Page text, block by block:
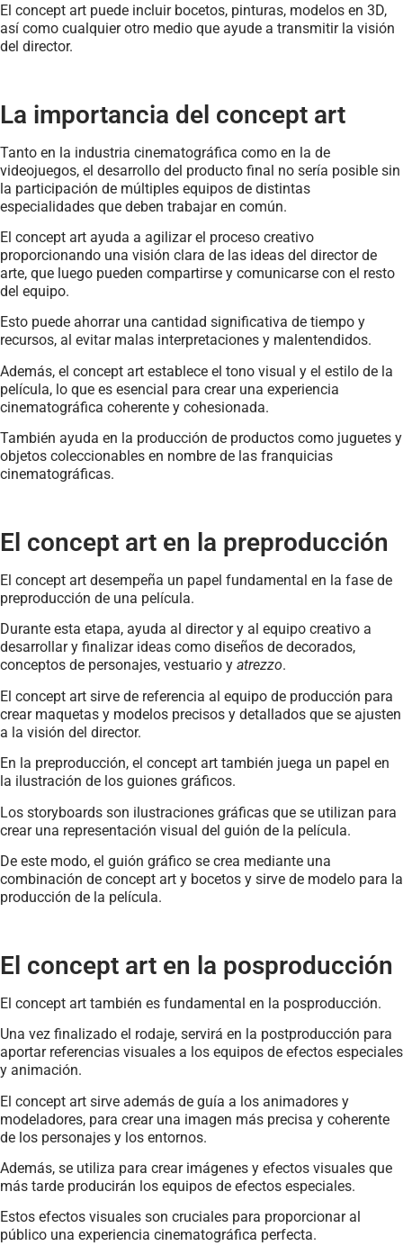
El concept art puede incluir bocetos, pinturas, modelos en 3D,
así como cualquier otro medio que ayude a transmitir la visión
del director.
La importancia del concept art
Tanto en la industria cinematográfica como en la de
videojuegos, el desarrollo del producto final no sería posible sin
la participación de múltiples equipos de distintas
especialidades que deben trabajar en común.
El concept art ayuda a agilizar el proceso creativo
proporcionando una visión clara de las ideas del director de
arte, que luego pueden compartirse y comunicarse con el resto
del equipo.
Esto puede ahorrar una cantidad significativa de tiempo y
recursos, al evitar malas interpretaciones y malentendidos.
Además, el concept art establece el tono visual y el estilo de la
película, lo que es esencial para crear una experiencia
cinematográfica coherente y cohesionada.
También ayuda en la producción de productos como juguetes y
objetos coleccionables en nombre de las franquicias
cinematográficas.
El concept art en la preproducción
El concept art desempeña un papel fundamental en la fase de
preproducción de una película.
Durante esta etapa, ayuda al director y al equipo creativo a
desarrollar y finalizar ideas como diseños de decorados,
conceptos de personajes, vestuario y atrezzo.
El concept art sirve de referencia al equipo de producción para
crear maquetas y modelos precisos y detallados que se ajusten
a la visión del director.
En la preproducción, el concept art también juega un papel en
la ilustración de los guiones gráficos.
Los storyboards son ilustraciones gráficas que se utilizan para
crear una representación visual del guión de la película.
De este modo, el guión gráfico se crea mediante una
combinación de concept art y bocetos y sirve de modelo para la
producción de la película.
El concept art en la posproducción
El concept art también es fundamental en la posproducción.
Una vez finalizado el rodaje, servirá en la postproducción para
aportar referencias visuales a los equipos de efectos especiales
y animación.
El concept art sirve además de guía a los animadores y
modeladores, para crear una imagen más precisa y coherente
de los personajes y los entornos.
Además, se utiliza para crear imágenes y efectos visuales que
más tarde producirán los equipos de efectos especiales.
Estos efectos visuales son cruciales para proporcionar al
público una experiencia cinematográfica perfecta.